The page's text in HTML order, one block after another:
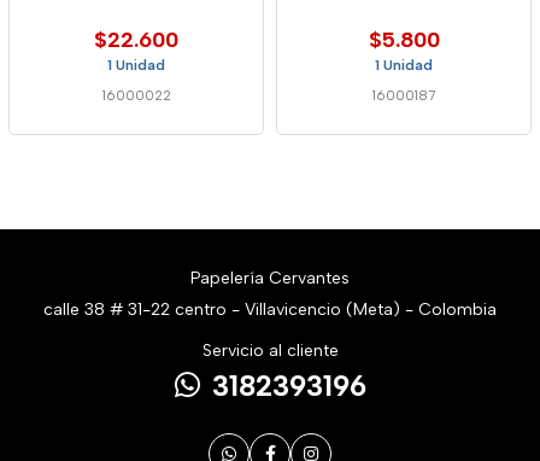
$22.600
1 Unidad
16000022
$5.800
1 Unidad
16000187
Papelería Cervantes
calle 38 # 31-22 centro - Villavicencio (Meta) - Colombia
Servicio al cliente
3182393196